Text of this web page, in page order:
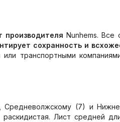
производителя Nunhems.
сохранность и
или транспортными
(7) и
Лист средней